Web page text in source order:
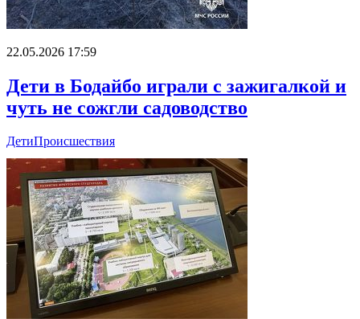
22.05.2026 17:59
Дети в Бодайбо играли с зажигалкой и
чуть не сожгли садоводство
ДетиПроисшествия